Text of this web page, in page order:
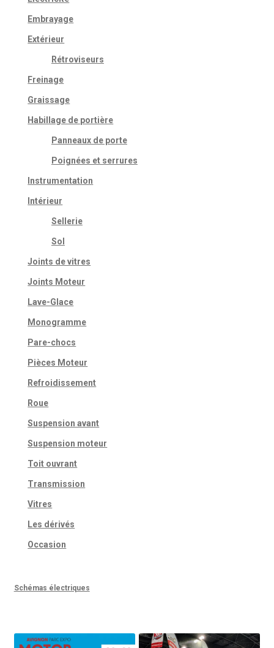
Embrayage
Extérieur
Rétroviseurs
Freinage
Graissage
Habillage de portière
Panneaux de porte
Poignées et serrures
Instrumentation
Intérieur
Sellerie
Sol
Joints de vitres
Joints Moteur
Lave-Glace
Monogramme
Pare-chocs
Pièces Moteur
Refroidissement
Roue
Suspension avant
Suspension moteur
Toit ouvrant
Transmission
Vitres
Les dérivés
Occasion
Schémas électriques